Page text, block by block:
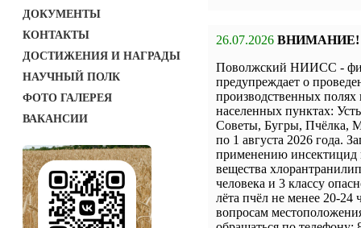
ДОКУМЕНТЫ
КОНТАКТЫ
ДОСТИЖЕНИЯ И НАГРАДЫ
НАУЧНЫЙ ПОЛК
ФОТО ГАЛЕРЕЯ
ВАКАНСИИ
26.07.2026
Поволжский НИИСС -
предупреждает о
производственных
населенных пунктах:
Советы, Бугры, Пчёлка,
по 1 августа 2026 года.
применению инсектицид
вещества
человека и 3 классу
лёта пчёл не менее 20-
вопросам